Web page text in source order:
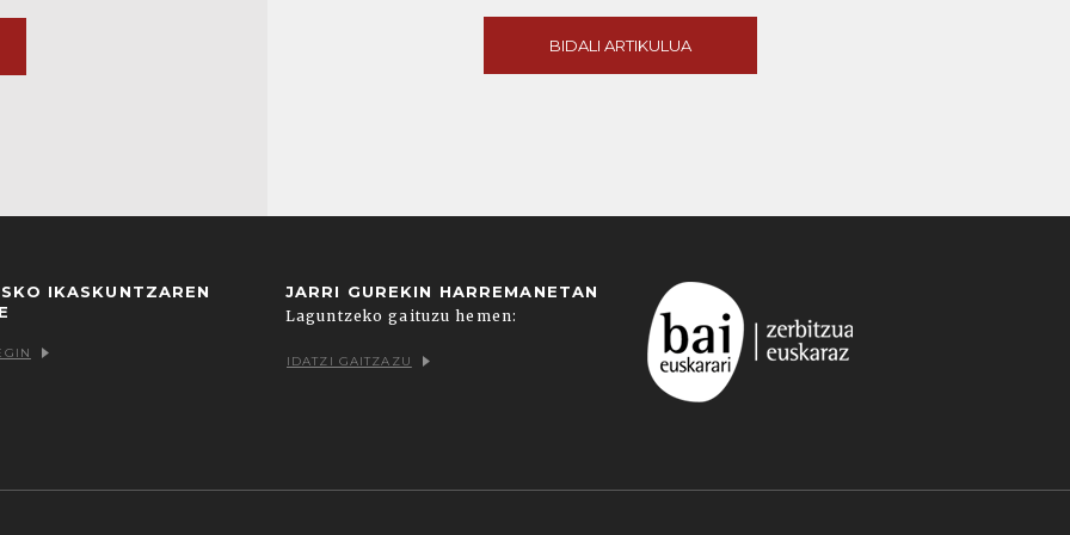
BIDALI ARTIKULUA
IKASKUNTZAREN
JARRI GUREKIN HARREMANETAN
Laguntzeko gaituzu hemen:
IDATZI GAITZAZU